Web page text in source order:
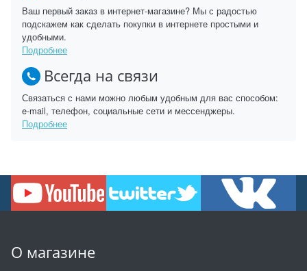
Ваш первый заказ в интернет-магазине? Мы с радостью
подскажем как сделать покупки в интернете простыми и
удобными.
Подробнее
Всегда на связи
Связаться с нами можно любым удобным для вас способом:
e-mail, телефон, социальные сети и мессенджеры.
Подробнее
О магазине